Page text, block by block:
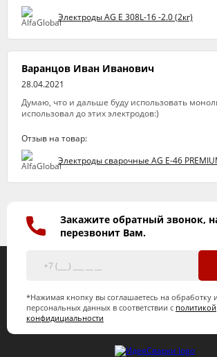
Электроды AG E 308L-16 -2.0 (2кг)
Варанцов Иван Иванович
28.04.2021
Думаю, что и дальше буду использовать
использовал до этих электродов:)
Отзыв на товар:
Электроды сварочные AG E-46
Закажите обратный звонок,
перезвонит Вам.
*Нажимая кнопку вы соглашаетесь на обработку
персональных данных в соответствии с политикой
конфидициальности